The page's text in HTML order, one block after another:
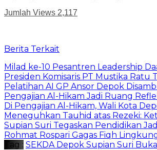
Jumlah Views 2,117
Berita Terkait
Milad ke-10 Pesantren Leadership
Presiden Komisaris PT Mustika Ratu
Pelatihan AI GP Ansor Depok
Pengajian Al-Hikam Jadi Ruang
Di Pengajian Al-Hikam, Wali Kota
Meneguhkan Tauhid atas Rezeki:
Supian Suri Tegaskan Pendidikan
Rohmat Rospari Gagas Fiqh
Tag : SEKDA Depok Supian Suri